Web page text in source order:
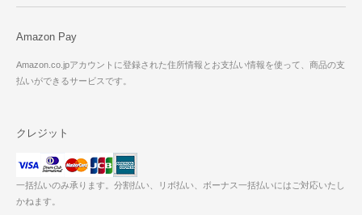
Amazon Pay
Amazon.co.jpアカウントに登録された住所情報とお支払い情報を使って、商品の支
払いができるサービスです。
クレジット
一括払いのみ承ります。分割払い、リボ払い、ボーナス一括払いにはご対応いたし
かねます。